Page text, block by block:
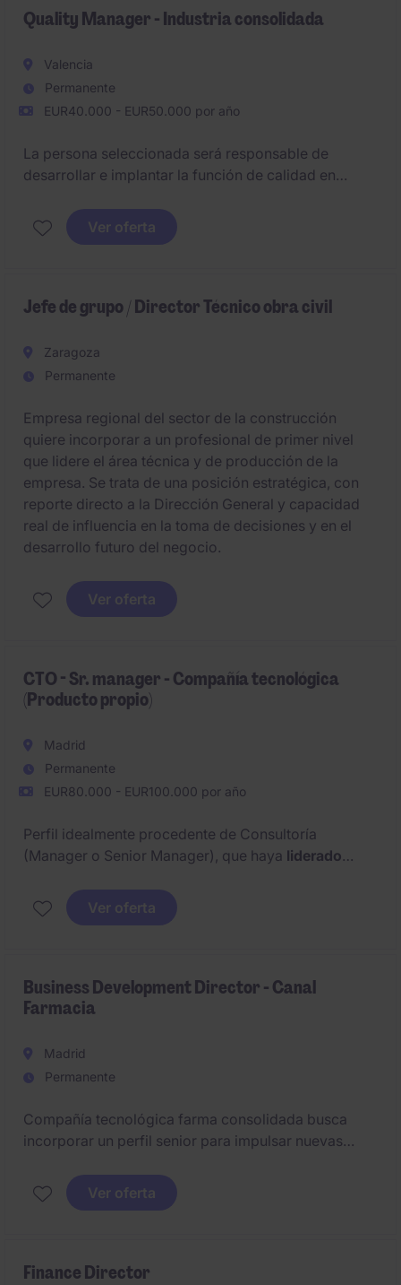
commercial and operational performance across a
Quality Manager - Industria consolidada
Valencia
Permanente
EUR40.000 - EUR50.000 por año
La persona seleccionada será responsable de
desarrollar e implantar la función de calidad en
procedimientos directamente en el entorno
productivo. El objetivo es asegurar la calidad del
operativa, altamente integrada con producción.
Ver oferta
Jefe de grupo / Director Técnico obra civil
Zaragoza
Permanente
Empresa regional del sector de la construcción
quiere incorporar a un profesional de primer nivel
que lidere el área técnica y de producción de la
empresa. Se trata de una posición estratégica, con
reporte directo a la Dirección General y capacidad
real de influencia en la toma de decisiones y en el
desarrollo futuro del negocio.
Ver oferta
CTO - Sr. manager - Compañía tecnológica
(Producto propio)
Madrid
Permanente
EUR80.000 - EUR100.000 por año
Perfil idealmente procedente de Consultoría
(Manager o Senior Manager), que haya liderado
ciclo CI/CD , Devops, que sepa aportar soluciones
al equipo técnico.
una implicación directa en el desarrollo, y evolución
del producto, especialmente en entornos basados en
Ver oferta
Business Development Director - Canal
Farmacia
Madrid
Permanente
Compañía tecnológica farma consolidada busca
incorporar un perfil senior para impulsar nuevas
salud digital, retail Farma y soluciones B2B
estratégicas y la colaboración con el canal de
Ver oferta
Finance Director